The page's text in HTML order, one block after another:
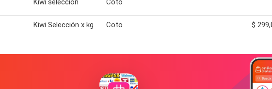
Kiwi Selección x kg Coto $